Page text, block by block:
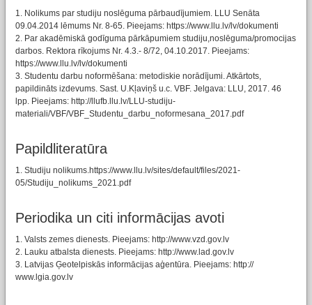
1. Nolikums par studiju noslēguma pārbaudījumiem. LLU Senāta
09.04.2014 lēmums Nr. 8-65. Pieejams: https://www.llu.lv/lv/dokumenti
2. Par akadēmiskā godīguma pārkāpumiem studiju,noslēguma/promocijas
darbos. Rektora rīkojums Nr. 4.3.- 8/72, 04.10.2017. Pieejams:
https://www.llu.lv/lv/dokumenti
3. Studentu darbu noformēšana: metodiskie norādījumi. Atkārtots,
papildināts izdevums. Sast. U.Kļaviņš u.c. VBF. Jelgava: LLU, 2017. 46
lpp. Pieejams: http://llufb.llu.lv/LLU-studiju-
materiali/VBF/VBF_Studentu_darbu_noformesana_2017.pdf
Papildliteratūra
1. Studiju nolikums.https://www.llu.lv/sites/default/files/2021-
05/Studiju_nolikums_2021.pdf
Periodika un citi informācijas avoti
1. Valsts zemes dienests. Pieejams: http://www.vzd.gov.lv
2. Lauku atbalsta dienests. Pieejams: http://www.lad.gov.lv
3. Latvijas Ģeotelpiskās informācijas aģentūra. Pieejams: http://
www.lgia.gov.lv